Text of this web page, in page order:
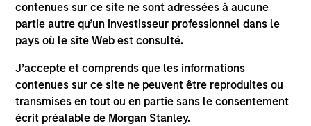
contenues sur ce site ne sont adressées à aucune
partie autre qu’un investisseur professionnel dans le
pays où le site Web est consulté.
J’accepte et comprends que les informations
contenues sur ce site ne peuvent être reproduites ou
transmises en tout ou en partie sans le consentement
écrit préalable de Morgan Stanley.
Differentiators